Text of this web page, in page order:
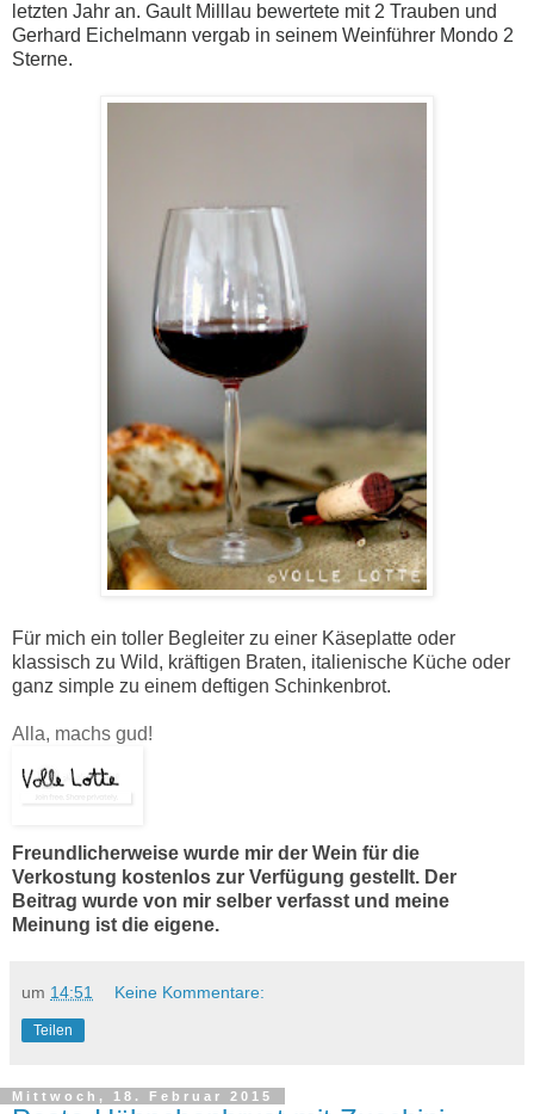
letzten Jahr an. Gault Milllau bewertete mit 2 Trauben und
Gerhard Eichelmann vergab in seinem Weinführer Mondo 2
Sterne.
Für mich ein toller Begleiter zu einer Käseplatte oder
klassisch zu Wild, kräftigen Braten, italienische Küche oder
ganz simple zu einem deftigen Schinkenbrot.
Alla, machs gud!
Freundlicherweise wurde mir der Wein für die
Verkostung kostenlos zur Verfügung gestellt. Der
Beitrag wurde von mir selber verfasst und meine
Meinung ist die eigene.
um 14:51 Keine Kommentare:
Teilen
Mittwoch, 18. Februar 2015